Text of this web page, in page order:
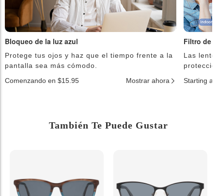
Bloqueo de la luz azul
Protege tus ojos y haz que el tiempo frente a la
pantalla sea más cómodo.
Comenzando en $15.95
Mostrar ahora
Filtro de
Las
Starting at
También Te Puede Gustar